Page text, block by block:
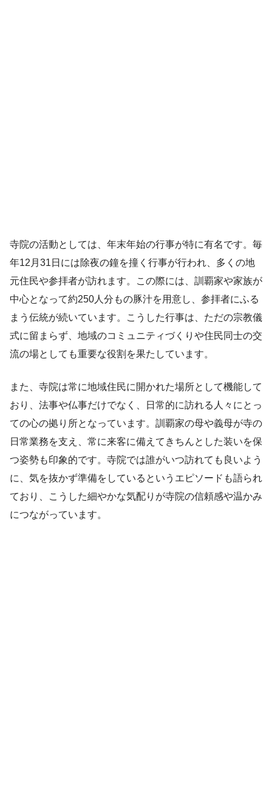
寺院の活動としては、年末年始の行事が特に有名です。毎
年12月31日には除夜の鐘を撞く行事が行われ、多くの地
元住民や参拝者が訪れます。この際には、訓覇家や家族が
中心となって約250人分もの豚汁を用意し、参拝者にふる
まう伝統が続いています。こうした行事は、ただの宗教儀
式に留まらず、地域のコミュニティづくりや住民同士の交
流の場としても重要な役割を果たしています。
また、寺院は常に地域住民に開かれた場所として機能して
おり、法事や仏事だけでなく、日常的に訪れる人々にとっ
ての心の拠り所となっています。訓覇家の母や義母が寺の
日常業務を支え、常に来客に備えてきちんとした装いを保
つ姿勢も印象的です。寺院では誰がいつ訪れても良いよう
に、気を抜かず準備をしているというエピソードも語られ
ており、こうした細やかな気配りが寺院の信頼感や温かみ
につながっています。